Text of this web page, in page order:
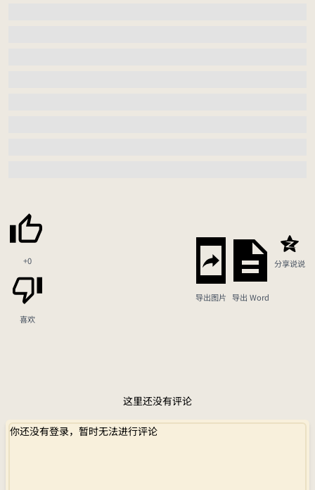
+0
喜欢
导出图片 导出 Word
分享说说
这里还没有评论
你还没有登录，暂时无法进行评论